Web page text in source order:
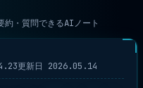
・質問できるAIノート
更新日 2026.05.14